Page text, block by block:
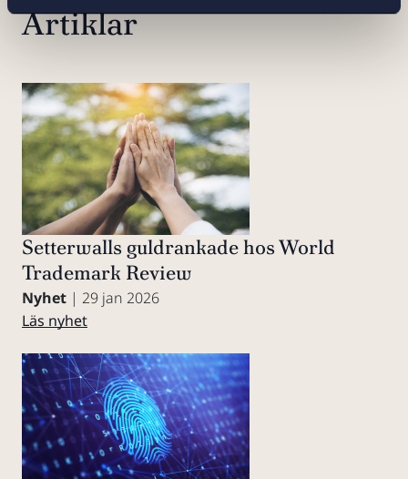
Artiklar
Nyhet | 29 jan 2026
Setterwalls guldrankade hos World
Trademark Review
Läs nyhet